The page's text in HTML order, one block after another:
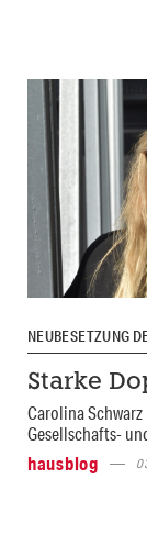
NEUBESETZUNG
Starke
Carolina
Gesellschafts-
hausblog